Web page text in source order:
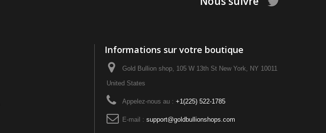
Informations sur votre boutique
Gold Bullion shop, 105 W 13th St New York, NY 10011
United States
Appelez-nous au : +1‪(225) 522-1785‬
E-mail : support@goldbullionshops.com